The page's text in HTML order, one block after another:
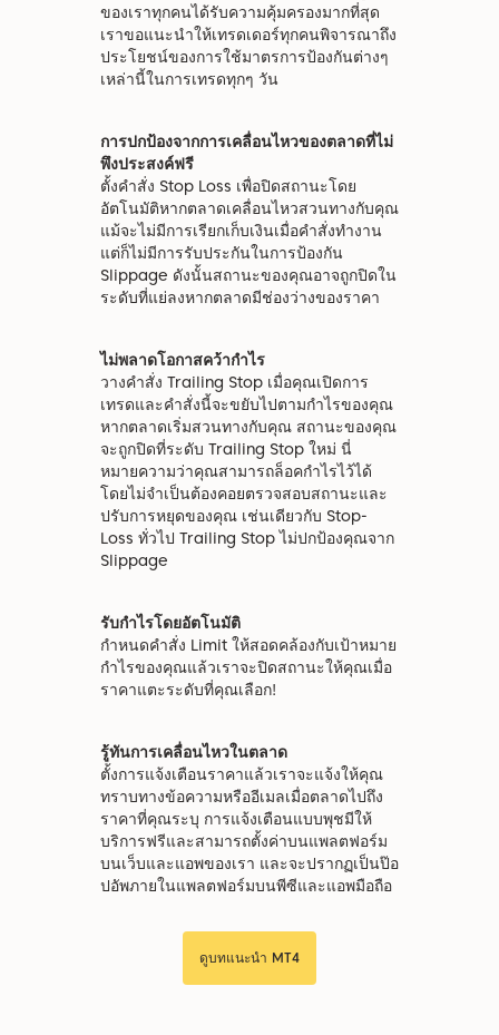
ของเราทุกคนได้รับความคุ้มครองมากที่สุด
เราขอแนะนำให้เทรดเดอร์ทุกคนพิจารณาถึง
ประโยชน์ของการใช้มาตรการป้องกันต่างๆ
เหล่านี้ในการเทรดทุกๆ วัน
การปกป้องจากการเคลื่อนไหวของตลาดที่ไม่
พึงประสงค์ฟรี
ตั้งคำสั่ง Stop Loss เพื่อปิดสถานะโดย
อัตโนมัติหากตลาดเคลื่อนไหวสวนทางกับคุณ
แม้จะไม่มีการเรียกเก็บเงินเมื่อคำสั่งทำงาน
แต่ก็ไม่มีการรับประกันในการป้องกัน
Slippage ดังนั้นสถานะของคุณอาจถูกปิดใน
ระดับที่แย่ลงหากตลาดมีช่องว่างของราคา
ไม่พลาดโอกาสคว้ากำไร
วางคำสั่ง Trailing Stop เมื่อคุณเปิดการ
เทรดและคำสั่งนี้จะขยับไปตามกำไรของคุณ
หากตลาดเริ่มสวนทางกับคุณ สถานะของคุณ
จะถูกปิดที่ระดับ Trailing Stop ใหม่ นี่
หมายความว่าคุณสามารถล็อคกำไรไว้ได้
โดยไม่จำเป็นต้องคอยตรวจสอบสถานะและ
ปรับการหยุดของคุณ เช่นเดียวกับ Stop-
Loss ทั่วไป Trailing Stop ไม่ปกป้องคุณจาก
Slippage
รับกำไรโดยอัตโนมัติ
กำหนดคำสั่ง Limit ให้สอดคล้องกับเป้าหมาย
กำไรของคุณแล้วเราจะปิดสถานะให้คุณเมื่อ
ราคาแตะระดับที่คุณเลือก!
รู้ทันการเคลื่อนไหวในตลาด
ตั้งการแจ้งเตือนราคาแล้วเราจะแจ้งให้คุณ
ทราบทางข้อความหรืออีเมลเมื่อตลาดไปถึง
ราคาที่คุณระบุ การแจ้งเตือนแบบพุชมีให้
บริการฟรีและสามารถตั้งค่าบนแพลตฟอร์ม
บนเว็บและแอพของเรา และจะปรากฏเป็นป๊อ
ปอัพภายในแพลตฟอร์มบนพีซีและแอพมือถือ
ดูบทแนะนำ MT4